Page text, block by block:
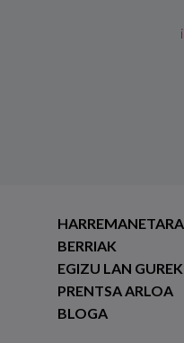
BERRIAK
EGIZU LAN
PRENTSA ARLOA
BLOGA